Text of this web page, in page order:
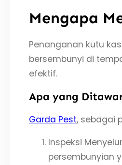
Mengapa
Penanganan kutu
bersembunyi di
efektif.
Apa yang
Garda Pest, sebagai
Inspeksi
persembunyian